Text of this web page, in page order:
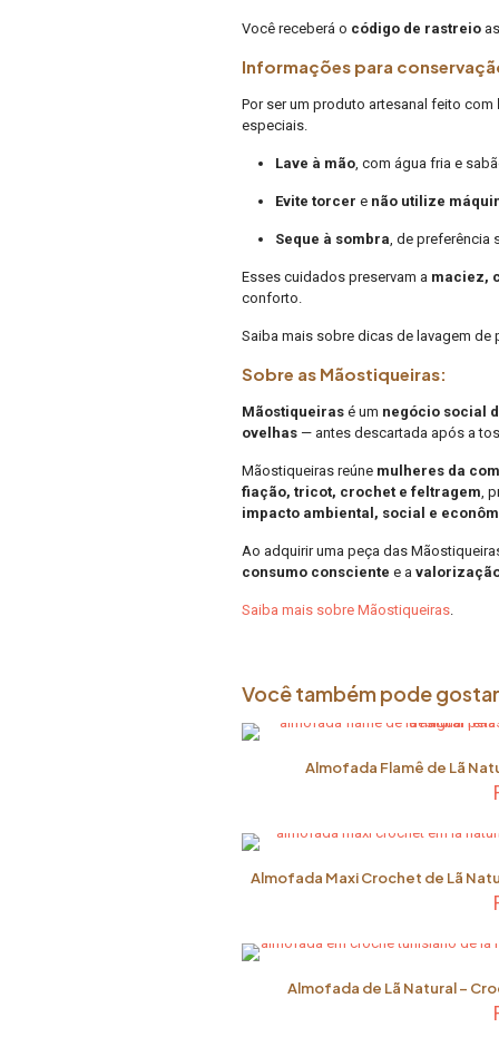
Você receberá o código de rastreio
Informações para
Por ser um produto artesanal feito com
especiais.
Lave à mão, com água fria e
Evite torcer e não utilize
Seque à sombra, de preferência
Esses cuidados preservam a maciez,
conforto.
Saiba mais sobre dicas de lavagem
Sobre as Mãostiqueiras:
Mãostiqueiras é um negócio social
ovelhas — antes descartada após a
Mãostiqueiras reúne mulheres da
fiação, tricot, crochet e feltragem,
impacto ambiental, social e
Ao adquirir uma peça das
consumo consciente e a
Saiba mais sobre Mãostiqueiras.
Você também pode
Almofada Flamê de Lã
Almofada Maxi Crochet de Lã
Almofada de Lã Natural –